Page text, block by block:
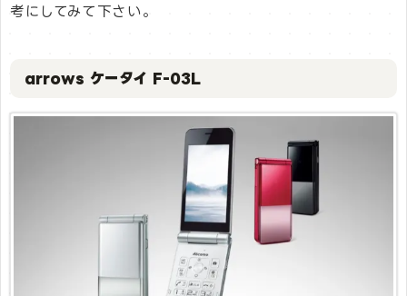
考にしてみて下さい。
arrows ケータイ F-03L